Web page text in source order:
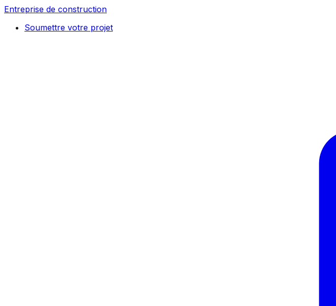
Entreprise de construction
Soumettre votre projet